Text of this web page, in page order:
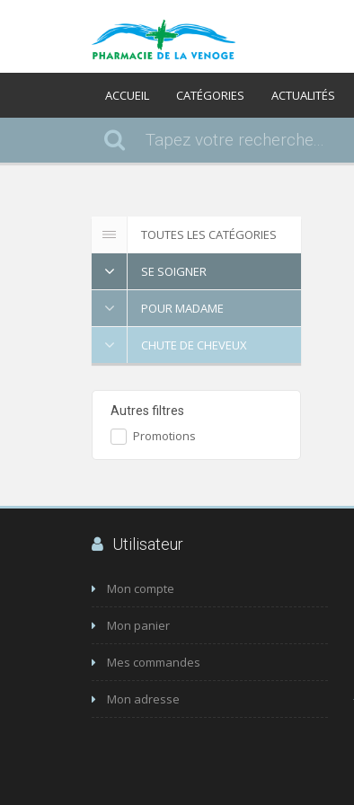
ACCUEIL CATÉGORIES ACTUALITÉS
TOUTES LES CATÉGORIES
SE SOIGNER
POUR MADAME
CHUTE DE CHEVEUX
Autres filtres
Promotions
Utilisateur
Mon compte
Mon panier
Mes commandes
Mon adresse